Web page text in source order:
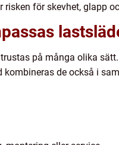
för skevhet, glapp
på många olika
de också i